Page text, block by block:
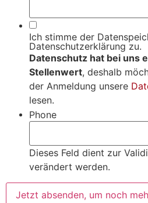
Ich stimme der
Datenschutzerklärung zu.
Datenschutz hat bei uns
Stellenwert, deshalb
der Anmeldung unsere
lesen.
Phone
Dieses Feld dient zur
verändert werden.